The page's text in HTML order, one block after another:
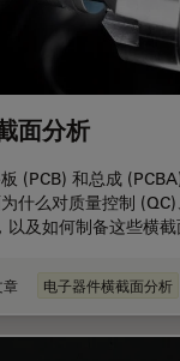
面分析
(PCB) 和总成
什么对质量控制
及如何制备这些横截
章 电子器件横截面分析